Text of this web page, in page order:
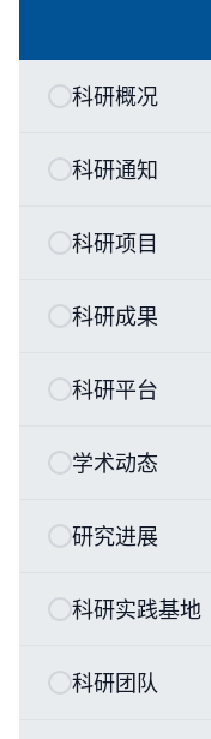
科研概况
科研通知
科研项目
科研成果
科研平台
学术动态
研究进展
科研实践基地
科研团队